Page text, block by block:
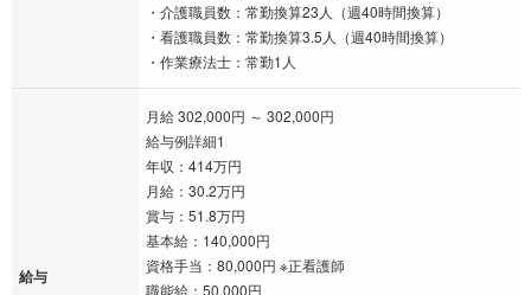
・介護職員数：常勤換算23人（週40時間換算）
・看護職員数：常勤換算3.5人（週40時間換算）
・作業療法士：常勤1人
給与
月給 302,000円 ～ 302,000円
給与例詳細1
年収：414万円
月給：30.2万円
賞与：51.8万円
基本給：140,000円
資格手当：80,000円 ※正看護師
職能給：50,000円